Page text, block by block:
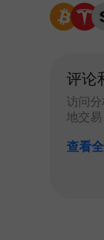
评论
访问
地交易
查看